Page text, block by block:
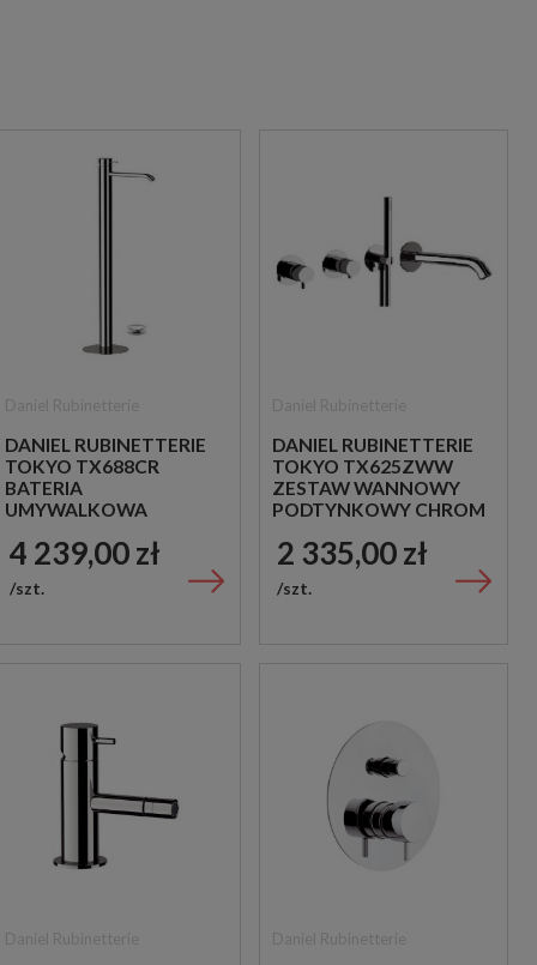
DANIEL RUBINETTERIE
TOKYO TX688CR
BATERIA
UMYWALKOWA
CHROM
4 239,00 zł
szt.
DANIEL RUBINETTERIE
TOKYO TX625ZWW
ZESTAW WANNOWY
PODTYNKOWY CHROM
2 335,00 zł
szt.